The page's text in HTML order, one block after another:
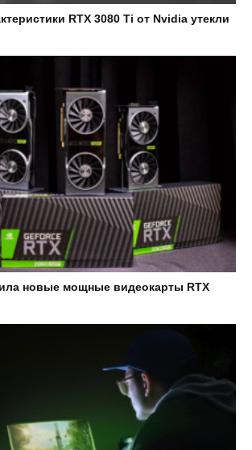
RTX 3080 Ti от Nvidia утекли
новые мощные видеокарты RTX